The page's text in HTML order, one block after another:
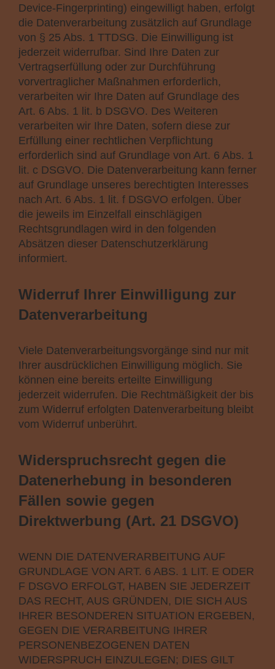
Device-Fingerprinting) eingewilligt haben, erfolgt
die Datenverarbeitung zusätzlich auf Grundlage
von § 25 Abs. 1 TTDSG. Die Einwilligung ist
jederzeit widerrufbar. Sind Ihre Daten zur
Vertragserfüllung oder zur Durchführung
vorvertraglicher Maßnahmen erforderlich,
verarbeiten wir Ihre Daten auf Grundlage des
Art. 6 Abs. 1 lit. b DSGVO. Des Weiteren
verarbeiten wir Ihre Daten, sofern diese zur
Erfüllung einer rechtlichen Verpflichtung
erforderlich sind auf Grundlage von Art. 6 Abs. 1
lit. c DSGVO. Die Datenverarbeitung kann ferner
auf Grundlage unseres berechtigten Interesses
nach Art. 6 Abs. 1 lit. f DSGVO erfolgen. Über
die jeweils im Einzelfall einschlägigen
Rechtsgrundlagen wird in den folgenden
Absätzen dieser Datenschutzerklärung
informiert.
Widerruf Ihrer Einwilligung zur
Datenverarbeitung
Viele Datenverarbeitungsvorgänge sind nur mit
Ihrer ausdrücklichen Einwilligung möglich. Sie
können eine bereits erteilte Einwilligung
jederzeit widerrufen. Die Rechtmäßigkeit der bis
zum Widerruf erfolgten Datenverarbeitung bleibt
vom Widerruf unberührt.
Widerspruchsrecht gegen die
Datenerhebung in besonderen
Fällen sowie gegen
Direktwerbung (Art. 21 DSGVO)
WENN DIE DATENVERARBEITUNG AUF
GRUNDLAGE VON ART. 6 ABS. 1 LIT. E ODER
F DSGVO ERFOLGT, HABEN SIE JEDERZEIT
DAS RECHT, AUS GRÜNDEN, DIE SICH AUS
IHRER BESONDEREN SITUATION ERGEBEN,
GEGEN DIE VERARBEITUNG IHRER
PERSONENBEZOGENEN DATEN
WIDERSPRUCH EINZULEGEN; DIES GILT